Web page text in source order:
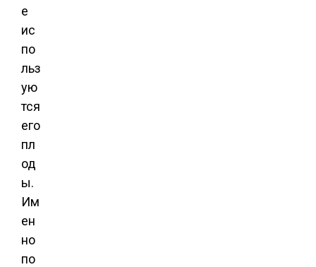
е
ис
по
льз
ую
тся
его
пл
од
ы.
Им
ен
но
по